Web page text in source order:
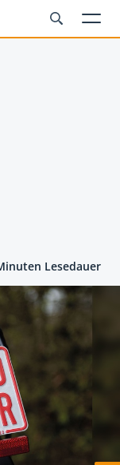
Lesedauer